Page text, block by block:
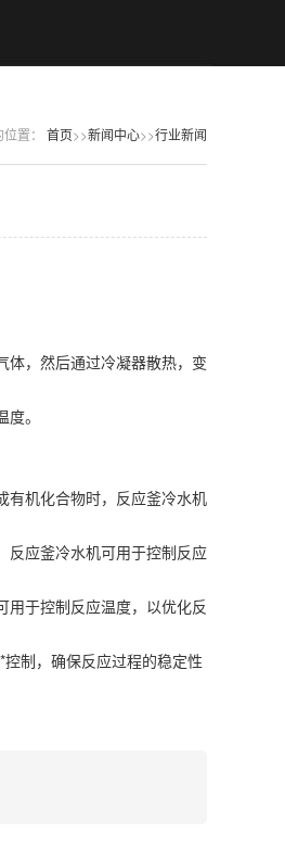
置： 首页>>新闻中心>>行业新闻
体，然后通过冷凝器散热，变
度。
有机化合物时，反应釜冷水机
反应釜冷水机可用于控制反应
用于控制反应温度，以优化反
制，确保反应过程的稳定性